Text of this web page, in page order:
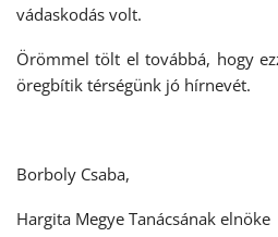
vádaskodás volt.
Örömmel tölt el továbbá, hogy
öregbítik térségünk jó hírnevét.
Borboly Csaba,
Hargita Megye Tanácsának elnöke